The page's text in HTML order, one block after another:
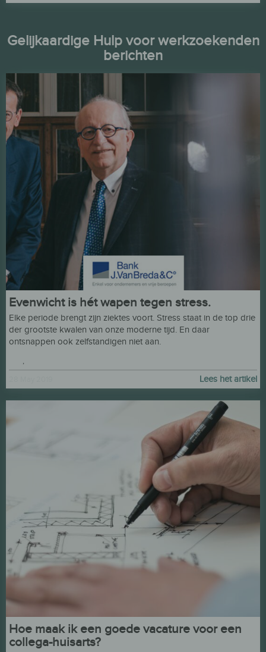
Gelijkaardige Hulp voor werkzoekenden
berichten
Evenwicht is hét wapen tegen stress.
Elke periode brengt zijn ziektes voort. Stress staat in de top drie
der grootste kwalen van onze moderne tijd. En daar
ontsnappen ook zelfstandigen niet aan.
,
Lees het artikel
Hoe maak ik een goede vacature voor een
collega-huisarts?